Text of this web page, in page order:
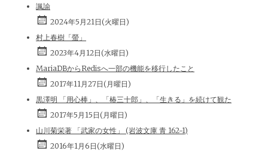
諷諭
2024年5月21日(火曜日)
村上春樹「螢」
2023年4月12日(水曜日)
MariaDBからRedisへ一部の機能を移行したこと
2017年11月27日(月曜日)
黒澤明 「用心棒」、「椿三十郎」、「生きる」を続けて観た
2017年5月15日(月曜日)
山川菊栄著 「武家の女性」 (岩波文庫 青 162-1)
2016年1月6日(水曜日)